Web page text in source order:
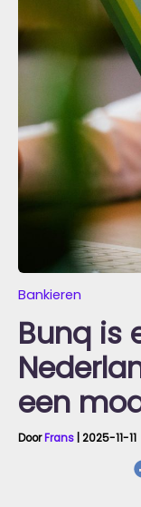
Bankieren
Bunq is
een
DoorFrans 2025-11-11